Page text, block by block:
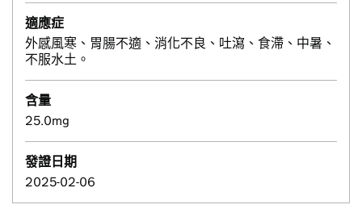
適應症
外感風寒、胃腸不適、消化不良、吐瀉、食滯、中暑、
不服水土。
含量
25.0mg
發證日期
2025-02-06